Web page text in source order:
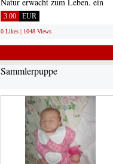
stimmungsvoller...
3.00 EUR
0 Likes | 1048 Views
Sammlerpuppe